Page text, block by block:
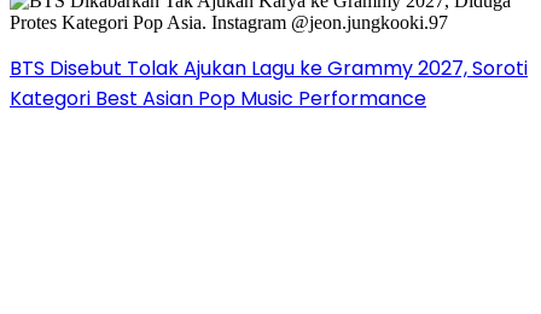
BTS Disebut Tolak Ajukan Lagu ke Grammy 2027, Soroti
Kategori Best Asian Pop Music Performance